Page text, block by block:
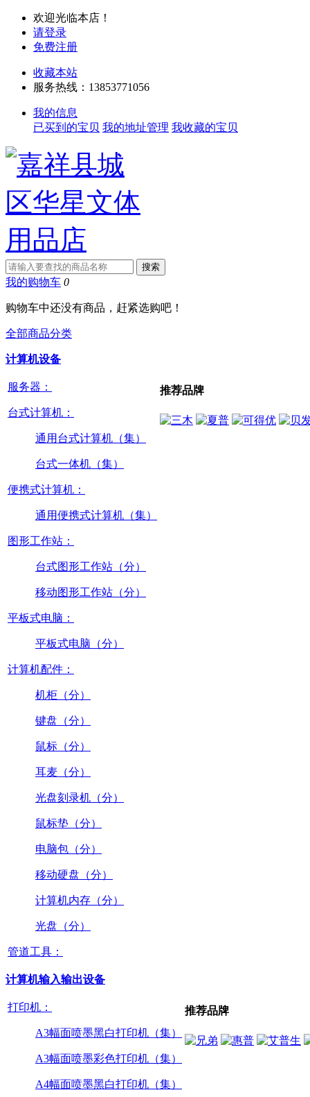
欢迎光临本店！
请登录
免费注册
收藏本站
服务热线：13853771056
我的信息
已买到的宝贝 我的地址管理 我收藏的宝贝
我的购物车 0
购物车中还没有商品，赶紧选购吧！
全部商品分类
计算机设备
服务器：
台式计算机：
通用台式计算机（集）
台式一体机（集）
便携式计算机：
通用便携式计算机（集）
图形工作站：
台式图形工作站（分）
移动图形工作站（分）
平板式电脑：
平板式电脑（分）
计算机配件：
机柜（分）
键盘（分）
鼠标（分）
耳麦（分）
光盘刻录机（分）
鼠标垫（分）
电脑包（分）
移动硬盘（分）
计算机内存（分）
光盘（分）
管道工具：
推荐品牌
计算机输入输出设备
打印机：
A3幅面喷墨黑白打印机（集）
A3幅面喷墨彩色打印机（集）
A4幅面喷墨黑白打印机（集）
推荐品牌